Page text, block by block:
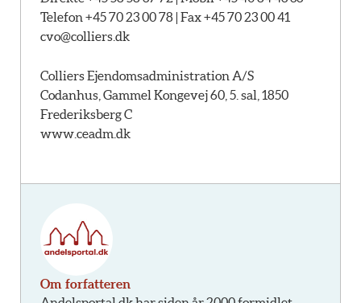
Telefon +45 70 23 00 78 | Fax +45 70 23 00 41
cvo@colliers.dk
Colliers Ejendomsadministration A/S
Codanhus, Gammel Kongevej 60, 5. sal, 1850
Frederiksberg C
www.ceadm.dk
Om forfatteren